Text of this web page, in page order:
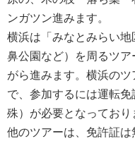
ンガツン進みます。
横浜は「みなとみらい
鼻公園など）を周るツ
がら進みます。横浜の
で、参加するには運転
殊）が必要となっており
他のツアーは、免許証